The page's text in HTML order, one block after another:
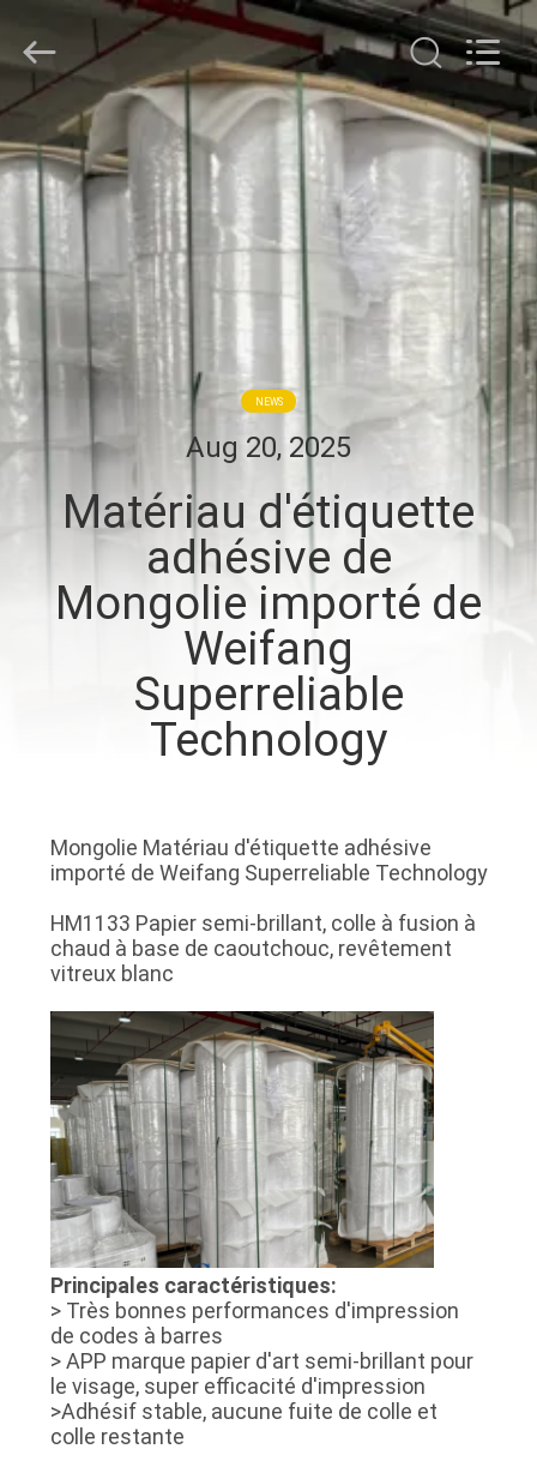
MAISON
PRODUITS
VIDÉOS
AU
SUJET
DE
NOUS
VISITE
D'USINE
CONTRÔLE
CONTACTEZ-
NOUS
NOUVELLES
DEMANDEZ
UNE
CITATION
PLAN
SITE
PRIVACY
POLICY
TECHNOLOGY
CO,LTD.
Rights
Reserved.
NEWS
Aug 20, 2025
Matériau d'étiquette
adhésive de
Mongolie importé de
Weifang
Superreliable
Technology
Mongolie Matériau d'étiquette adhésive
importé de Weifang Superreliable Technology
HM1133 Papier semi-brillant, colle à fusion à
chaud à base de caoutchouc, revêtement
vitreux blanc
Principales caractéristiques:
> Très bonnes performances d'impression
de codes à barres
> APP marque papier d'art semi-brillant pour
le visage, super efficacité d'impression
>Adhésif stable, aucune fuite de colle et
colle restante